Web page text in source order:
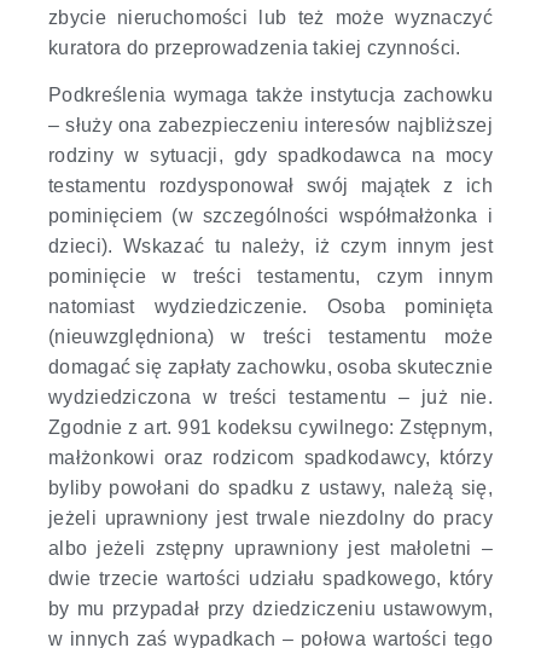
zbycie nieruchomości lub też może wyznaczyć
kuratora do przeprowadzenia takiej czynności.
Podkreślenia wymaga także instytucja zachowku
– służy ona zabezpieczeniu interesów najbliższej
rodziny w sytuacji, gdy spadkodawca na mocy
testamentu rozdysponował swój majątek z ich
pominięciem (w szczególności współmałżonka i
dzieci). Wskazać tu należy, iż czym innym jest
pominięcie w treści testamentu, czym innym
natomiast wydziedziczenie. Osoba pominięta
(nieuwzględniona) w treści testamentu może
domagać się zapłaty zachowku, osoba skutecznie
wydziedziczona w treści testamentu – już nie.
Zgodnie z art. 991 kodeksu cywilnego: Zstępnym,
małżonkowi oraz rodzicom spadkodawcy, którzy
byliby powołani do spadku z ustawy, należą się,
jeżeli uprawniony jest trwale niezdolny do pracy
albo jeżeli zstępny uprawniony jest małoletni –
dwie trzecie wartości udziału spadkowego, który
by mu przypadał przy dziedziczeniu ustawowym,
w innych zaś wypadkach – połowa wartości tego